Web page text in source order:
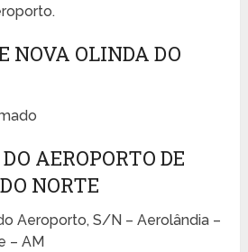
NOVA OLINDA DO
AEROPORTO DE
NORTE
Aeroporto, S/N – Aerolândia –
– AM